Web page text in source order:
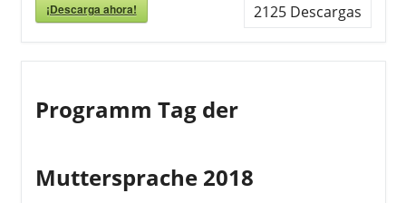
¡Descarga ahora! 2125Descargas
Programm Tag der
Muttersprache 2018